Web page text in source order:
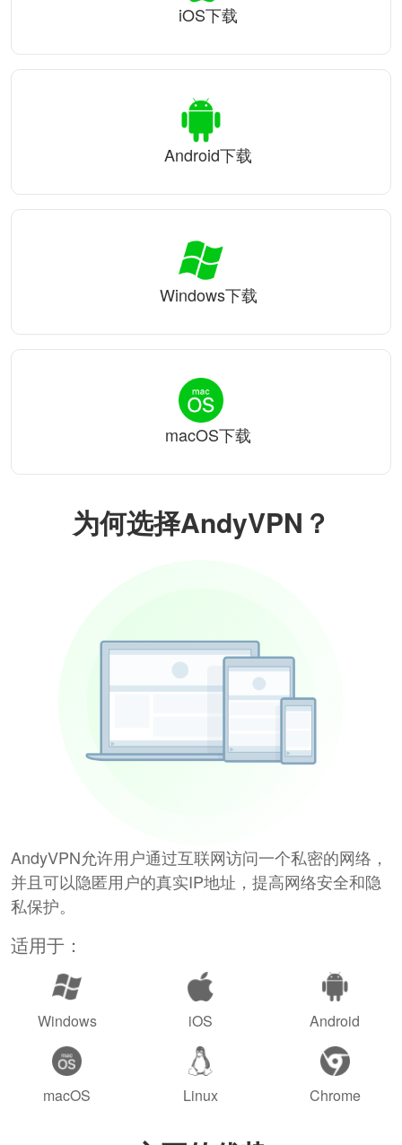
为何选择AndyVPN？
AndyVPN允许用户通过互联网访问一个私密的网络，
并且可以隐匿用户的真实IP地址，提高网络安全和隐
私保护。
适用于：
Windows iOS Android
macOS Linux Chrome
iOS下载
Android下载
Windows下载
macOS下载